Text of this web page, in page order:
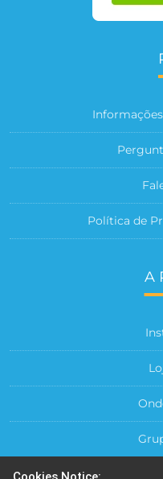
Política de
A